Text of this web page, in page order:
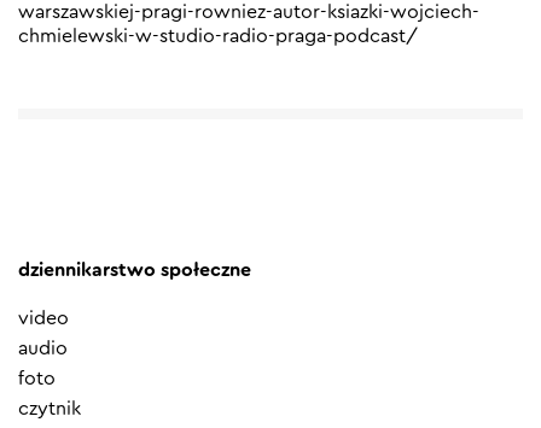
warszawskiej-pragi-rowniez-autor-ksiazki-wojciech-
chmielewski-w-studio-radio-praga-podcast/
dziennikarstwo społeczne
video
audio
foto
czytnik